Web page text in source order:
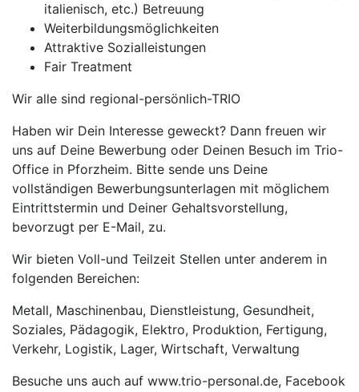
italienisch, etc.) Betreuung
Weiterbildungsmöglichkeiten
Attraktive Sozialleistungen
Fair Treatment
Wir alle sind regional-persönlich-TRIO
Haben wir Dein Interesse geweckt? Dann freuen wir
uns auf Deine Bewerbung oder Deinen Besuch im Trio-
Office in Pforzheim. Bitte sende uns Deine
vollständigen Bewerbungsunterlagen mit möglichem
Eintrittstermin und Deiner Gehaltsvorstellung,
bevorzugt per E-Mail, zu.
Wir bieten Voll-und Teilzeit Stellen unter anderem in
folgenden Bereichen:
Metall, Maschinenbau, Dienstleistung, Gesundheit,
Soziales, Pädagogik, Elektro, Produktion, Fertigung,
Verkehr, Logistik, Lager, Wirtschaft, Verwaltung
Besuche uns auch auf www.trio-personal.de, Facebook